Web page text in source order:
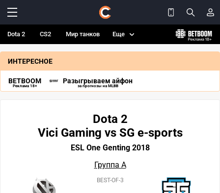
Dota 2 CS2 Мир танков Еще
ИНТЕРЕСНОЕ
BETBOOM
Реклама 18+
Разыгрываем айфон
за прогнозы на MLBB
Dota 2
Vici Gaming vs SG e-sports
ESL One Genting 2018
Группа А
BEST-OF-3